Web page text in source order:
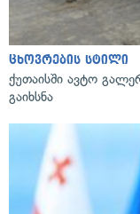
ცხოვრების სტილი
ქუთაისში ავტო
გაიხსნა